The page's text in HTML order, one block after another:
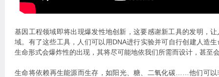
基因工程领域即将出现爆发性地创新，这要感谢新工具的发明，
域。有了这些工具，人们可以用DNA进行实验并可自行创建人造
生命形式会爆炸性的出现，其将尽可能地依我们所需而设计，甚至
生命将依赖再生能源而生存，如阳光、糖、二氧化碳……他们可以